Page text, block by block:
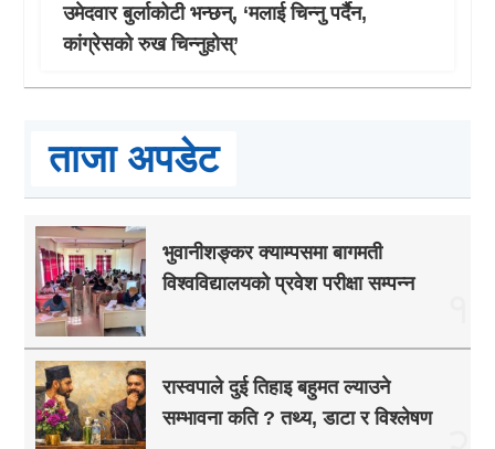
उमेदवार बुर्लाकोटी भन्छन्, ‘मलाई चिन्नु पर्दैन,
कांग्रेसको रुख चिन्नुहोस्’
ताजा अपडेट
भुवानीशङ्कर क्याम्पसमा बागमती
विश्वविद्यालयको प्रवेश परीक्षा सम्पन्न
रास्वपाले दुई तिहाइ बहुमत ल्याउने
सम्भावना कति ? तथ्य, डाटा र विश्लेषण